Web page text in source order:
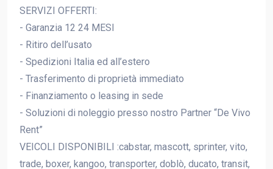
SERVIZI OFFERTI:
- Garanzia 12 24 MESI
- Ritiro dell’usato
- Spedizioni Italia ed all’estero
- Trasferimento di proprietà immediato
- Finanziamento o leasing in sede
- Soluzioni di noleggio presso nostro Partner “De Vivo
Rent”
VEICOLI DISPONIBILI :cabstar, mascott, sprinter, vito,
trade, boxer, kangoo, transporter, doblò, ducato, transit,